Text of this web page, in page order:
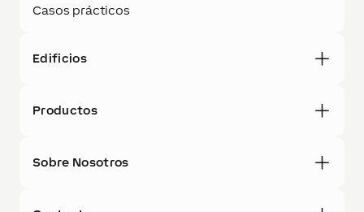
Casos prácticos
Edificios
Productos
Sobre Nosotros